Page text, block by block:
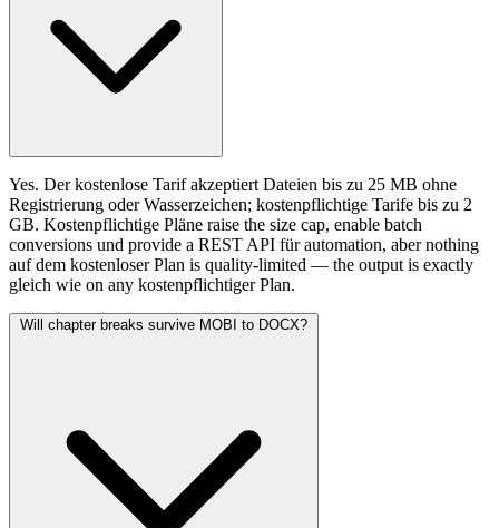
Yes. Der kostenlose Tarif akzeptiert Dateien bis zu 25 MB ohne
Registrierung oder Wasserzeichen; kostenpflichtige Tarife bis zu 2
GB. Kostenpflichtige Pläne raise the size cap, enable batch
conversions und provide a REST API für automation, aber nothing
auf dem kostenloser Plan is quality-limited — the output is exactly
gleich wie on any kostenpflichtiger Plan.
Will chapter breaks survive MOBI to DOCX?